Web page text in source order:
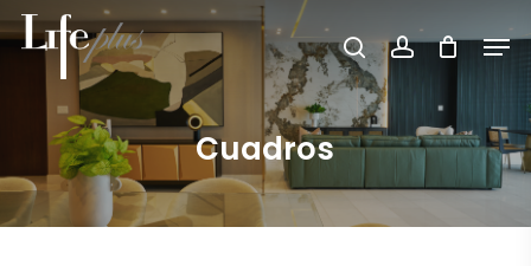
Skip
Búsqueda
productos
searchaccount
Cuadros